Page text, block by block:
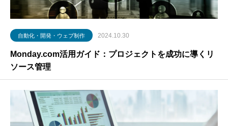
自動化・開発・ウェブ制作 2024.10.30
Monday.com活用ガイド：プロジェクトを成功に導くリ
ソース管理